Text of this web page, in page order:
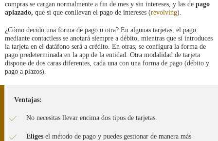
compras se cargan normalmente a fin de mes y sin intereses, y las de pago
aplazado, que sí que conllevan el pago de intereses (revolving).
¿Cómo decido una forma de pago u otra? En algunas tarjetas, el pago
mediante contactless se anotará siempre a débito, mientras que si introduces
la tarjeta en el datáfono será a crédito. En otras, se configura la forma de
pago predeterminada en la app de la entidad. Otra modalidad de tarjeta
dispone de dos caras diferentes, cada una con una forma de pago (débito y
pago a plazos).
Ventajas:
No necesitas llevar encima dos tipos de tarjetas.
Eliges el método de pago y puedes gestionar de manera más